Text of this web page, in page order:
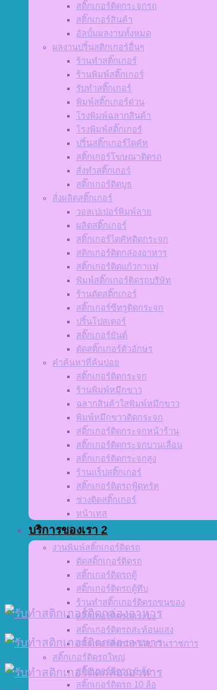
สติ๊กเกอร์ติดกระจกรถ
สติ๊กเกอร์สินค้า
อัลบั้มผลงานทั้งหมด
ผลงานปริ้นสติกเกอร์อื่นๆ
ร้านทำสติ๊กเกอร์
ร้านพิมพ์สติ๊กเกอร์
รับทำสติ๊กเกอร์
พิมพ์สติ๊กเกอร์ด่วน
โรงพิมพ์ฉลากสินค้า
โรงพิมพ์สติ๊กเกอร์
ปริ้นสติ๊กเกอร์ไดคัท
สติ๊กเกอร์โฆษณาติดรถ
สั่งทำสติ๊กเกอร์
สติ๊กเกอร์ติดบูธ
สั่งผลิตสติ๊กเกอร์
วอลเปเปอร์พิมพ์ลาย
ผลิตสติ๊กเกอร์
สติ๊กเกอร์ไดคัทติดกระจก
สติกเกอร์ติดกล่องอาหาร
สติ๊กเกอร์ติดแก้วกาแฟ
พิมพ์สติ๊กเกอร์ติดรถบริษัท
ร้านตัดสติ๊กเกอร์
สติ๊กเกอร์ซีทรูติดกระจก
ปริ้นโปสเตอร์
สติ๊กเกอร์ยันต์
ตัดสติ๊กเกอร์ตัวอักษร
คำค้นหาที่ค้นบ่อย
สติ๊กเกอร์ติดกระจก
ร้านพิมพ์หมึกขาว
ฉลากสินค้าใสพิมพ์หมึกขาว
พิมพ์หมึกขาวติดกระจก
สติ๊กเกอร์ติดกระจกหน้าร้าน
สติ๊กเกอร์ติดกระจกบานเลื่อน
สติ๊กเกอร์ติดกระจกสูง
ร้านแร็ปสติ๊กเกอร์
สติ๊กเกอร์ติดรถฟู้ดทรัค
ช่างติดสติ๊กเกอร์
หน้าเทส
บริการของเรา 2
งานพิมพ์สติ๊กเกอร์ติดรถ
ตัดสติ๊กเกอร์ติดรถ
สติ๊กเกอร์ติดรถตู้
สติ๊กเกอร์ติดรถตู้ทึบ
ร้านทำสติ๊กเกอร์ติดรถขนของ
สติ๊กเกอร์ติดรถกระบะ
สติ๊กเกอร์ติดรถสะท้อนแสง
สติ๊กเกอร์ติดรถหน่วยงานราชการ
สติ๊กเกอร์ติดรถใหญ่
สติ๊กเกอร์ติดรถ 6 ล้อ
สติ๊กเกอร์ติดรถ 10 ล้อ